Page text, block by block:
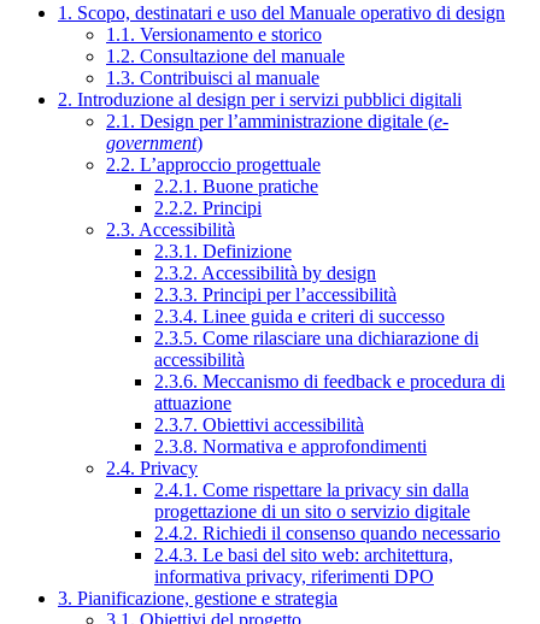
1. Scopo, destinatari e uso del Manuale operativo di design
1.1. Versionamento e storico
1.2. Consultazione del manuale
1.3. Contribuisci al manuale
2. Introduzione al design per i servizi pubblici digitali
2.1. Design per l’amministrazione digitale (e-
government)
2.2. L’approccio progettuale
2.2.1. Buone pratiche
2.2.2. Principi
2.3. Accessibilità
2.3.1. Definizione
2.3.2. Accessibilità by design
2.3.3. Principi per l’accessibilità
2.3.4. Linee guida e criteri di successo
2.3.5. Come rilasciare una dichiarazione di
accessibilità
2.3.6. Meccanismo di feedback e procedura di
attuazione
2.3.7. Obiettivi accessibilità
2.3.8. Normativa e approfondimenti
2.4. Privacy
2.4.1. Come rispettare la privacy sin dalla
progettazione di un sito o servizio digitale
2.4.2. Richiedi il consenso quando necessario
2.4.3. Le basi del sito web: architettura,
informativa privacy, riferimenti DPO
3. Pianificazione, gestione e strategia
3.1. Obiettivi del progetto